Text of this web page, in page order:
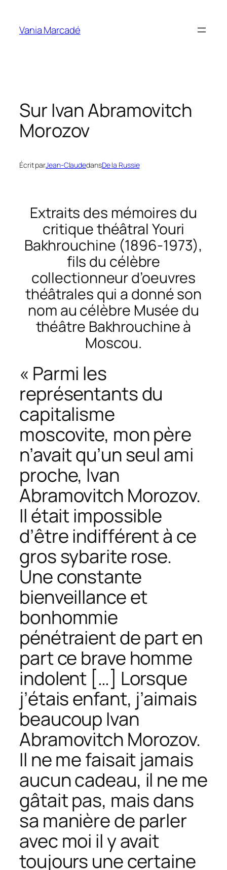
contenu
Vania Marcadé
Sur Ivan Abramovitch
Morozov
Écrit parJean-ClaudedansDe la Russie
Extraits des mémoires du
critique théâtral Youri
Bakhrouchine (1896-1973),
fils du célèbre
collectionneur d’oeuvres
théâtrales qui a donné son
nom au célèbre Musée du
théâtre Bakhrouchine à
Moscou.
« Parmi les
représentants du
capitalisme
moscovite, mon père
n’avait qu’un seul ami
proche, Ivan
Abramovitch Morozov.
Il était impossible
d’être indifférent à ce
gros sybarite rose.
Une constante
bienveillance et
bonhommie
pénétraient de part en
part ce brave homme
indolent […] Lorsque
j’étais enfant, j’aimais
beaucoup Ivan
Abramovitch Morozov.
Il ne me faisait jamais
aucun cadeau, il ne me
gâtait pas, mais dans
sa manière de parler
avec moi il y avait
toujours une certaine